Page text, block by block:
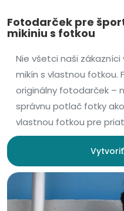
Fotodarček pre
mikiniu s fotkou
Nie všetci naši
mikín s vlastnou fotkou.
originálny fotodarček –
správnu potlač fotky
vlastnou fotkou pre